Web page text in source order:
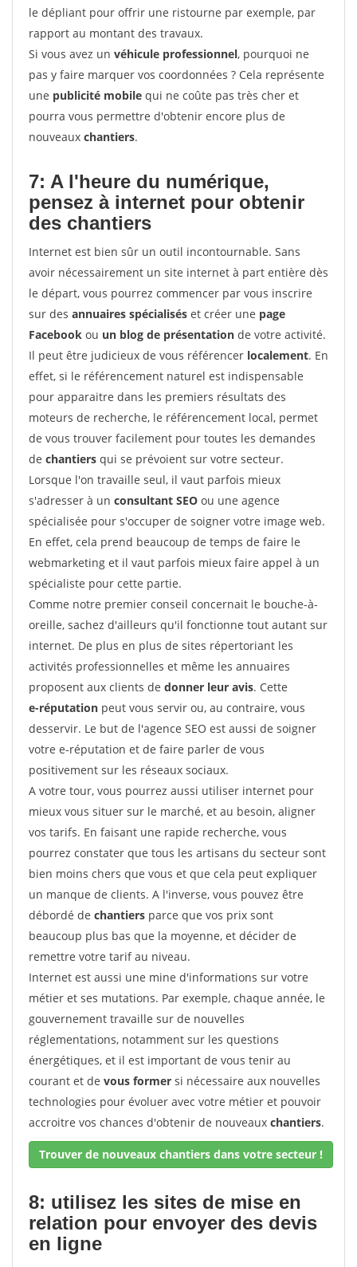
le dépliant pour offrir une ristourne par exemple, par
rapport au montant des travaux.
Si vous avez un véhicule professionnel, pourquoi ne
pas y faire marquer vos coordonnées ? Cela représente
une publicité mobile qui ne coûte pas très cher et
pourra vous permettre d'obtenir encore plus de
nouveaux chantiers.
7: A l'heure du numérique,
pensez à internet pour obtenir
des chantiers
Internet est bien sûr un outil incontournable. Sans
avoir nécessairement un site internet à part entière dès
le départ, vous pourrez commencer par vous inscrire
sur des annuaires spécialisés et créer une page
Facebook ou un blog de présentation de votre activité.
Il peut être judicieux de vous référencer localement. En
effet, si le référencement naturel est indispensable
pour apparaitre dans les premiers résultats des
moteurs de recherche, le référencement local, permet
de vous trouver facilement pour toutes les demandes
de chantiers qui se prévoient sur votre secteur.
Lorsque l'on travaille seul, il vaut parfois mieux
s'adresser à un consultant SEO ou une agence
spécialisée pour s'occuper de soigner votre image web.
En effet, cela prend beaucoup de temps de faire le
webmarketing et il vaut parfois mieux faire appel à un
spécialiste pour cette partie.
Comme notre premier conseil concernait le bouche-à-
oreille, sachez d'ailleurs qu'il fonctionne tout autant sur
internet. De plus en plus de sites répertoriant les
activités professionnelles et même les annuaires
proposent aux clients de donner leur avis. Cette
e-réputation peut vous servir ou, au contraire, vous
desservir. Le but de l'agence SEO est aussi de soigner
votre e-réputation et de faire parler de vous
positivement sur les réseaux sociaux.
A votre tour, vous pourrez aussi utiliser internet pour
mieux vous situer sur le marché, et au besoin, aligner
vos tarifs. En faisant une rapide recherche, vous
pourrez constater que tous les artisans du secteur sont
bien moins chers que vous et que cela peut expliquer
un manque de clients. A l'inverse, vous pouvez être
débordé de chantiers parce que vos prix sont
beaucoup plus bas que la moyenne, et décider de
remettre votre tarif au niveau.
Internet est aussi une mine d'informations sur votre
métier et ses mutations. Par exemple, chaque année, le
gouvernement travaille sur de nouvelles
réglementations, notamment sur les questions
énergétiques, et il est important de vous tenir au
courant et de vous former si nécessaire aux nouvelles
technologies pour évoluer avec votre métier et pouvoir
accroitre vos chances d'obtenir de nouveaux chantiers.
Trouver de nouveaux chantiers dans votre secteur !
8: utilisez les sites de mise en
relation pour envoyer des devis
en ligne